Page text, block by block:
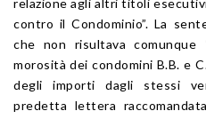
relazione agli altri titoli
contro il Condominio”. La
che non risultava comunque
morosità dei condomini B.B. e
degli importi dagli stessi
predetta lettera